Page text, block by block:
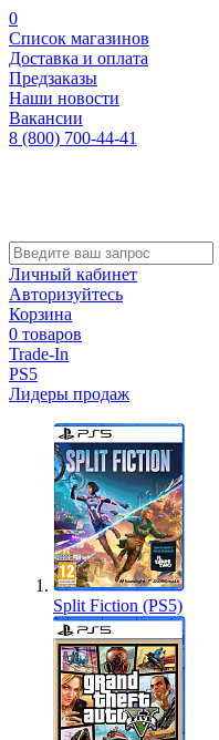
0
Список магазинов
Доставка и оплата
Предзаказы
Наши новости
Вакансии
8 (800) 700-44-41
Личный кабинет
Авторизуйтесь
Корзина
0 товаров
Trade-In
PS5
Лидеры продаж
Split Fiction (PS5)